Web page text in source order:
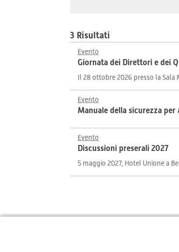
3 Risultati
Evento
Giornata dei Direttori e dei
Il 28 ottobre 2026 presso la
Evento
Manuale della sicurezza
Evento
Discussioni preserali 2027
5 maggio 2027, Hotel Unione a